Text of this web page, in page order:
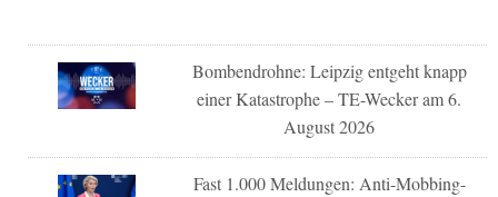
Bombendrohne: Leipzig entgeht knapp
einer Katastrophe – TE-Wecker am 6.
August 2026
Fast 1.000 Meldungen: Anti-Mobbing-